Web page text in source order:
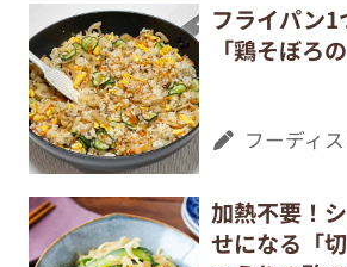
フライパン1
「鶏そぼろ
フーディ
加熱不要！
せになる「